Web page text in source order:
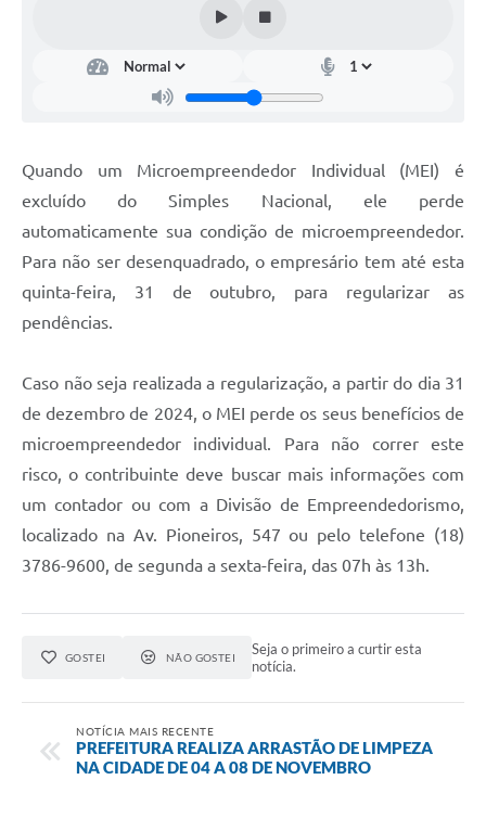
ATRIBUIÇÃO DE AULAS
ALDIR BLANC
A Prefeitura
ORÇAMENTO PARTICIPATIVO 2026
Contato
Sistemas Prefeitura
Prestação de Contas
Gestão em Saúde
Obras
Quando um Microempreendedor Individual (MEI) é
excluído do Simples Nacional, ele perde
automaticamente sua condição de microempreendedor.
Para não ser desenquadrado, o empresário tem até esta
quinta-feira, 31 de outubro, para regularizar as
pendências.
Caso não seja realizada a regularização, a partir do dia 31
de dezembro de 2024, o MEI perde os seus benefícios de
microempreendedor individual. Para não correr este
risco, o contribuinte deve buscar mais informações com
um contador ou com a Divisão de Empreendedorismo,
localizado na Av. Pioneiros, 547 ou pelo telefone (18)
3786-9600, de segunda a sexta-feira, das 07h às 13h.
GOSTEI NÃO GOSTEI
Seja o primeiro a curtir esta
notícia.
NOTÍCIA MAIS RECENTE
PREFEITURA REALIZA ARRASTÃO DE LIMPEZA
NA CIDADE DE 04 A 08 DE NOVEMBRO